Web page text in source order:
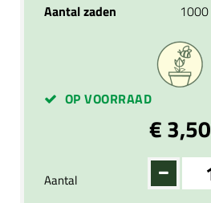
Aantal zaden
1000
OP VOORRAAD
€ 3,50
Aantal